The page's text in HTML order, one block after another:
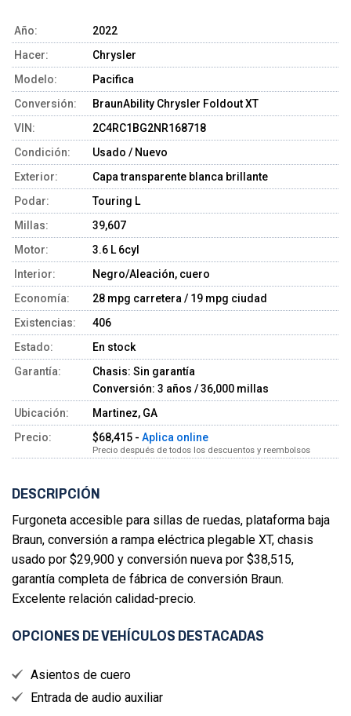
Año:
2022
Hacer:
Chrysler
Modelo:
Pacifica
Conversión:
BraunAbility Chrysler Foldout XT
VIN:
2C4RC1BG2NR168718
Condición:
Usado / Nuevo
Exterior:
Capa transparente blanca brillante
Podar:
Touring L
Millas:
39,607
Motor:
3.6 L 6cyl
Interior:
Negro/Aleación, cuero
Economía:
28 mpg carretera / 19 mpg ciudad
Existencias:
406
Estado:
En stock
Garantía:
Chasis: Sin garantía
Conversión: 3 años / 36,000 millas
Ubicación:
Martinez, GA
Precio:
$68,415 - Aplica online
Precio después de todos los descuentos y reembolsos
DESCRIPCIÓN
Furgoneta accesible para sillas de ruedas, plataforma baja
Braun, conversión a rampa eléctrica plegable XT, chasis
usado por $29,900 y conversión nueva por $38,515,
garantía completa de fábrica de conversión Braun.
Excelente relación calidad-precio.
OPCIONES DE VEHÍCULOS DESTACADAS
Asientos de cuero
Entrada de audio auxiliar